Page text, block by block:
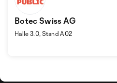
Botec Swiss AG
Halle 3.0, Stand A02